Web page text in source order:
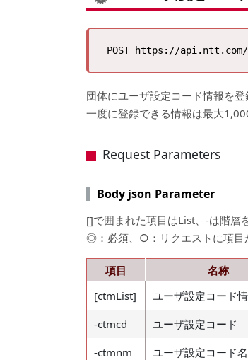
団体にユーザ設定コード情報を登
一度に登録できる情報は最大
Request Parameters
Body json Parameter
[]で囲まれた項目はList、-は階層
◎：必須、○：リクエストに項目
項目 名称
[ctmList]
ユーザ設定コード
-ctmcd
ユーザ設定コード
-ctmnm
ユーザ設定コード